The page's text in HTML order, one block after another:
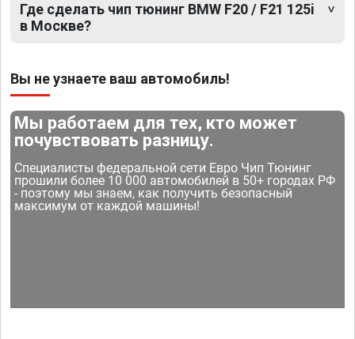
Где сделать чип тюнинг BMW F20 / F21 125i
в Москве?
Вы не узнаете ваш автомобиль!
Мы работаем для тех, кто может
почувствовать разницу.
Специалисты федеральной сети Евро Чип Тюнинг
прошили более 10 000 автомобилей в 50+ городах РФ
- поэтому мы знаем, как получить безопасный
максимум от каждой машины!